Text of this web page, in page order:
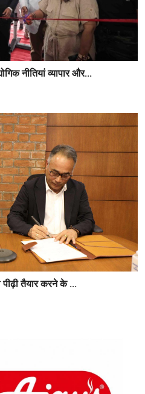
नीतियां व्यापार और...
पीढ़ी तैयार करने के ...